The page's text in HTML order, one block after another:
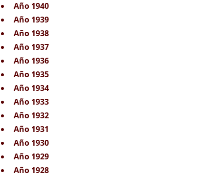
Año 1940
Año 1939
Año 1938
Año 1937
Año 1936
Año 1935
Año 1934
Año 1933
Año 1932
Año 1931
Año 1930
Año 1929
Año 1928